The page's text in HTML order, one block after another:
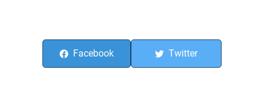
Facebook Twitter